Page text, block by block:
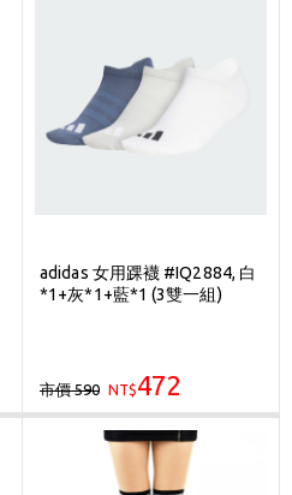
adidas 女用踝襪 #IQ2884, 白
*1+灰*1+藍*1 (3雙一組)
市價 590 NT$472